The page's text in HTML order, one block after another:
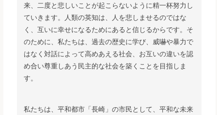
来、二度と悲しいことが起こらないように精一杯努力し
ていきます。人類の英知は、人を悲しませるのではな
く、互いに幸せになるためにあると信じるからです。そ
のために、私たちは、過去の歴史に学び、威嚇や暴力で
はなく対話によって高めあえる社会、お互いの違いを認
め合い尊重しあう民主的な社会を築くことを目指しま
す。
私たちは、平和都市「長崎」の市民として、平和な未来